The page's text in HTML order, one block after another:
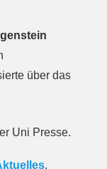
über das
Uni Presse.
.